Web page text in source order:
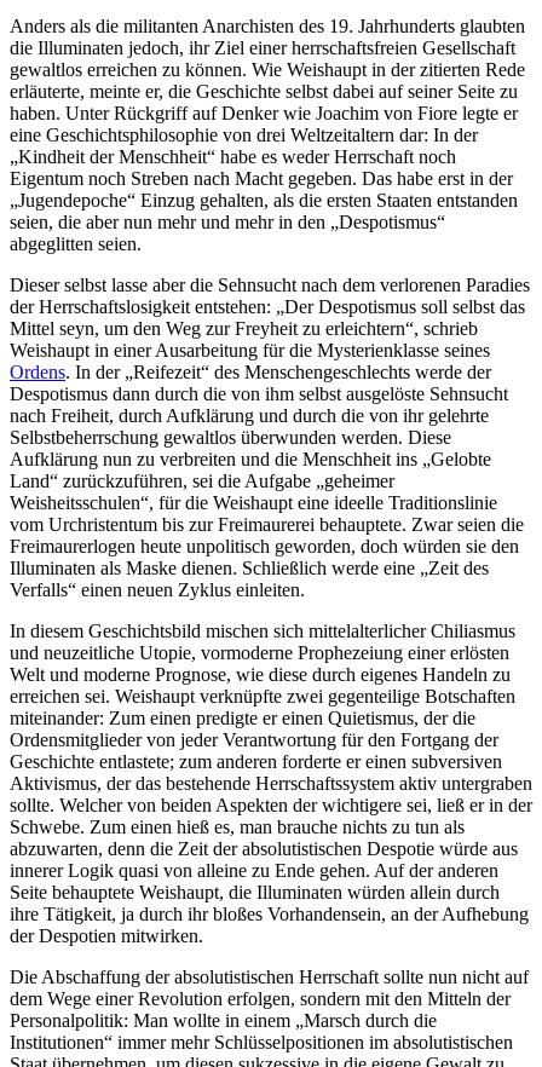
Anders als die militanten Anarchisten des 19. Jahrhunderts glaubten
die Illuminaten jedoch, ihr Ziel einer herrschaftsfreien Gesellschaft
gewaltlos erreichen zu können. Wie Weishaupt in der zitierten Rede
erläuterte, meinte er, die Geschichte selbst dabei auf seiner Seite zu
haben. Unter Rückgriff auf Denker wie Joachim von Fiore legte er
eine Geschichtsphilosophie von drei Weltzeitaltern dar: In der
„Kindheit der Menschheit“ habe es weder Herrschaft noch
Eigentum noch Streben nach Macht gegeben. Das habe erst in der
„Jugendepoche“ Einzug gehalten, als die ersten Staaten entstanden
seien, die aber nun mehr und mehr in den „Despotismus“
abgeglitten seien.
Dieser selbst lasse aber die Sehnsucht nach dem verlorenen Paradies
der Herrschaftslosigkeit entstehen: „Der Despotismus soll selbst das
Mittel seyn, um den Weg zur Freyheit zu erleichtern“, schrieb
Weishaupt in einer Ausarbeitung für die Mysterienklasse seines
Ordens. In der „Reifezeit“ des Menschengeschlechts werde der
Despotismus dann durch die von ihm selbst ausgelöste Sehnsucht
nach Freiheit, durch Aufklärung und durch die von ihr gelehrte
Selbstbeherrschung gewaltlos überwunden werden. Diese
Aufklärung nun zu verbreiten und die Menschheit ins „Gelobte
Land“ zurückzuführen, sei die Aufgabe „geheimer
Weisheitsschulen“, für die Weishaupt eine ideelle Traditionslinie
vom Urchristentum bis zur Freimaurerei behauptete. Zwar seien die
Freimaurerlogen heute unpolitisch geworden, doch würden sie den
Illuminaten als Maske dienen. Schließlich werde eine „Zeit des
Verfalls“ einen neuen Zyklus einleiten.
In diesem Geschichtsbild mischen sich mittelalterlicher Chiliasmus
und neuzeitliche Utopie, vormoderne Prophezeiung einer erlösten
Welt und moderne Prognose, wie diese durch eigenes Handeln zu
erreichen sei. Weishaupt verknüpfte zwei gegenteilige Botschaften
miteinander: Zum einen predigte er einen Quietismus, der die
Ordensmitglieder von jeder Verantwortung für den Fortgang der
Geschichte entlastete; zum anderen forderte er einen subversiven
Aktivismus, der das bestehende Herrschaftssystem aktiv untergraben
sollte. Welcher von beiden Aspekten der wichtigere sei, ließ er in der
Schwebe. Zum einen hieß es, man brauche nichts zu tun als
abzuwarten, denn die Zeit der absolutistischen Despotie würde aus
innerer Logik quasi von alleine zu Ende gehen. Auf der anderen
Seite behauptete Weishaupt, die Illuminaten würden allein durch
ihre Tätigkeit, ja durch ihr bloßes Vorhandensein, an der Aufhebung
der Despotien mitwirken.
Die Abschaffung der absolutistischen Herrschaft sollte nun nicht auf
dem Wege einer Revolution erfolgen, sondern mit den Mitteln der
Personalpolitik: Man wollte in einem „Marsch durch die
Institutionen“ immer mehr Schlüsselpositionen im absolutistischen